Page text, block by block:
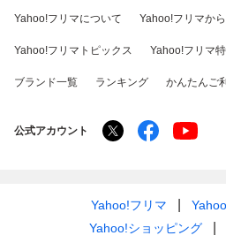
Yahoo!フリマについて Yahoo!フリマか
Yahoo!フリマトピックス Yahoo!フリマ
ブランド一覧 ランキング かんたんご
公式アカウント
Yahoo!フリマ
Yahoo!ショッピング